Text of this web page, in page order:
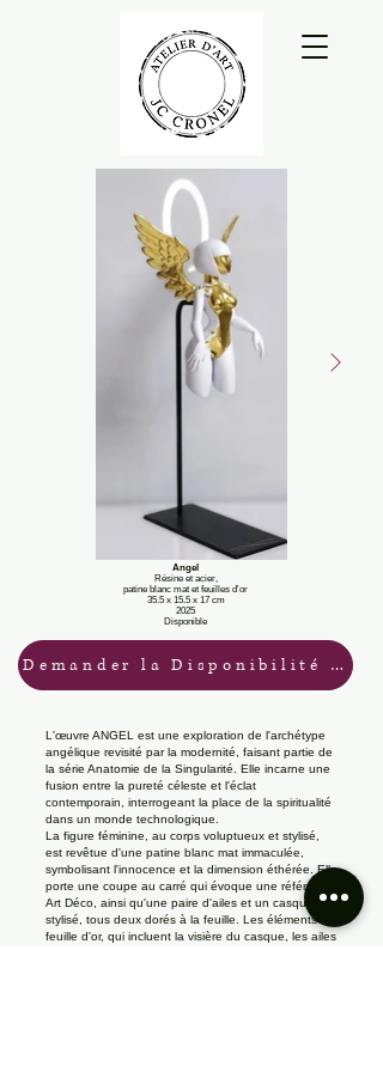
Angel
Résine et acier,
patine blanc mat et feuilles d'or
35.5 x 15.5 x 17 cm
2025
Disponible
Demander la Disponibilité / Tarifs
L'œuvre ANGEL est une exploration de l'archétype
angélique revisité par la modernité, faisant partie de
la série Anatomie de la Singularité. Elle incarne une
fusion entre la pureté céleste et l'éclat
contemporain, interrogeant la place de la spiritualité
dans un monde technologique.
La figure féminine, au corps voluptueux et stylisé,
est revêtue d'une patine blanc mat immaculée,
symbolisant l'innocence et la dimension éthérée. Elle
porte une coupe au carré qui évoque une référence
Art Déco, ainsi qu'une paire d'ailes et un casque
stylisé, tous deux dorés à la feuille. Les éléments en
feuille d'or, qui incluent la visière du casque, les ailes